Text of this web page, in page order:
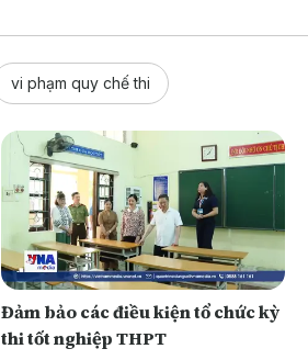
vi phạm quy chế thi
Đảm bảo các điều kiện tổ chức kỳ
thi tốt nghiệp THPT